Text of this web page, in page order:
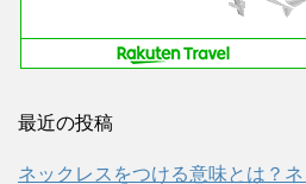
最近の投稿
ネックレスをつける意味とは？